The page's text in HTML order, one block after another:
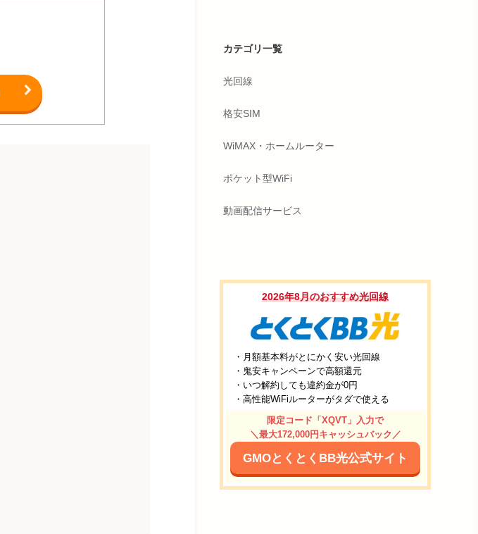
カテゴリ一覧
光回線
格安SIM
WiMAX・ホームルーター
ポケット型WiFi
動画配信サービス
2026年8月のおすすめ光回線
・月額基本料がとにかく安い光回線
・鬼安キャンペーンで高額還元
・いつ解約しても違約金が0円
・高性能WiFiルーターがタダで使える
限定コード「XQVT」入力で
＼最大172,000円キャッシュバック／
GMOとくとくBB光公式サイト